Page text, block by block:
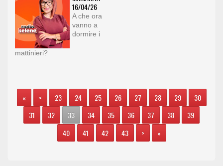
16/04/26
A che ora
vanno a
dormire i
mattinieri?
« < 23 24 25 26 27 28 29
30
31
32 33 34 35 36 37 38
39
40
41 42 43 > »